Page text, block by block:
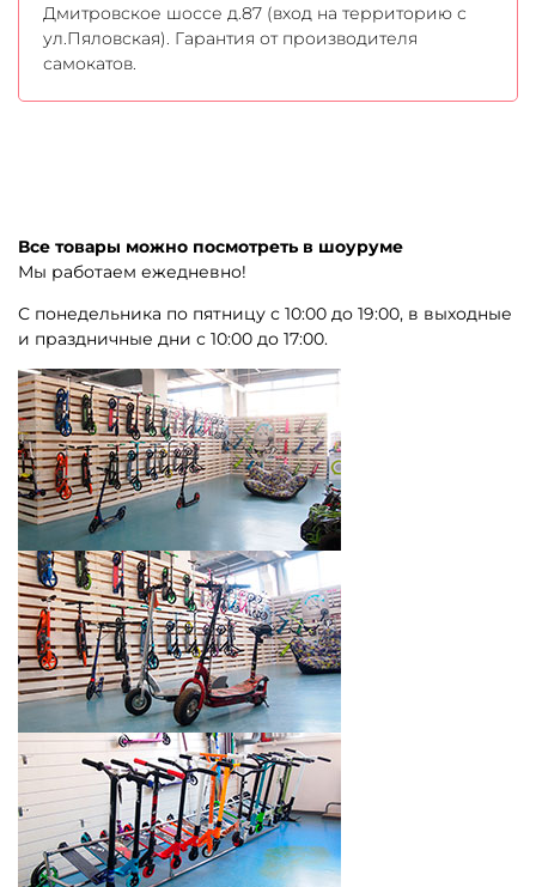
Дмитровское шоссе д.87 (вход на территорию с
ул.Пяловская). Гарантия от производителя
самокатов.
Все товары можно посмотреть в шоуруме
Мы работаем ежедневно!
С понедельника по пятницу с 10:00 до 19:00, в выходные
и праздничные дни с 10:00 до 17:00.